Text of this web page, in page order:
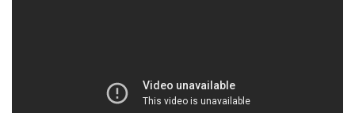
voor alle doelgroepen inzetbaar. Graag denkt hij met uw mee en